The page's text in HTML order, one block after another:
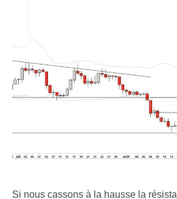
Si nous cassons à la hausse la